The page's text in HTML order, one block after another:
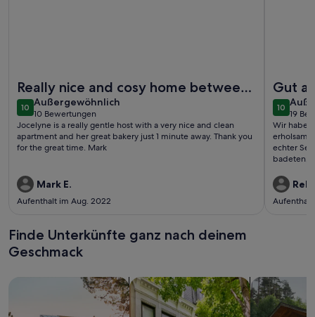
Really nice and cosy home between
lake and mountains
1010 von 10
Außergewöhnlich
außergewöhnlich
10 Bewertungen
(10
bewertungen)
Jocelyne is a really gentle host with a very nice and clean
apartment and her great bakery just 1 minute away. Thank you
for the great time. Mark
Mark E.
Aufenthalt im Aug. 2022
Gut
mit
1010 von
19
(19
Wir haben
erholsam,
echter
badeten,
waren gut
Aufenthalt
Finde Unterkünfte ganz nach deinem
Geschmack
Suche nach FerienhäusernSuche nach Ferienwohnungen oder
Suche nach